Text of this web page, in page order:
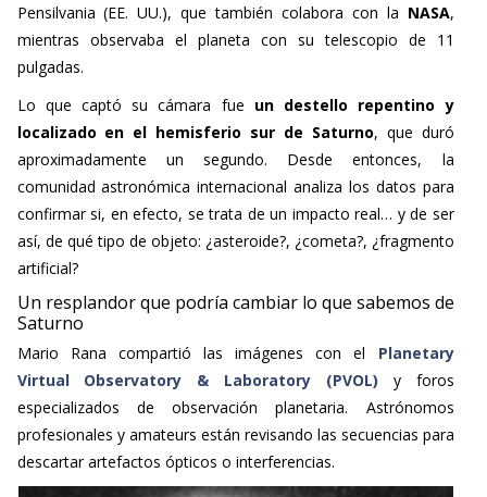
Pensilvania (EE. UU.), que también colabora con la NASA,
mientras observaba el planeta con su telescopio de 11
pulgadas.
Lo que captó su cámara fue un destello repentino y
localizado en el hemisferio sur de Saturno, que duró
aproximadamente un segundo. Desde entonces, la
comunidad astronómica internacional analiza los datos para
confirmar si, en efecto, se trata de un impacto real… y de ser
así, de qué tipo de objeto: ¿asteroide?, ¿cometa?, ¿fragmento
artificial?
Un resplandor que podría cambiar lo que sabemos de
Saturno
Mario Rana compartió las imágenes con el Planetary
Virtual Observatory & Laboratory (PVOL) y foros
especializados de observación planetaria. Astrónomos
profesionales y amateurs están revisando las secuencias para
descartar artefactos ópticos o interferencias.